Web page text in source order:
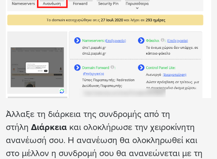
Άλλαξε τη διάρκεια της συνδρομής από τη
στήλη Διάρκεια και ολοκλήρωσε την χειροκίνητη
ανανέωσή σου. Η ανανέωση θα ολοκληρωθεί και
στο μέλλον η συνδρομή σου θα ανανεώνεται με τη